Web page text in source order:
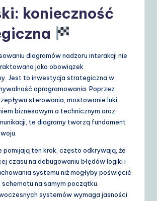
konieczność
diagramów nadzoru interakcji nie
jako obowiązek
Jest to inwestycja strategiczna w
oprogramowania. Poprzez
sterowania, mostowanie luki
biznesowym a technicznym oraz
te diagramy tworzą fundament
pomijają ten krok, często odkrywają, że
czasu na debugowaniu błędów logiki i
systemu niż mogłyby poświęcić
na samym początku.
systemów wymaga jasności.